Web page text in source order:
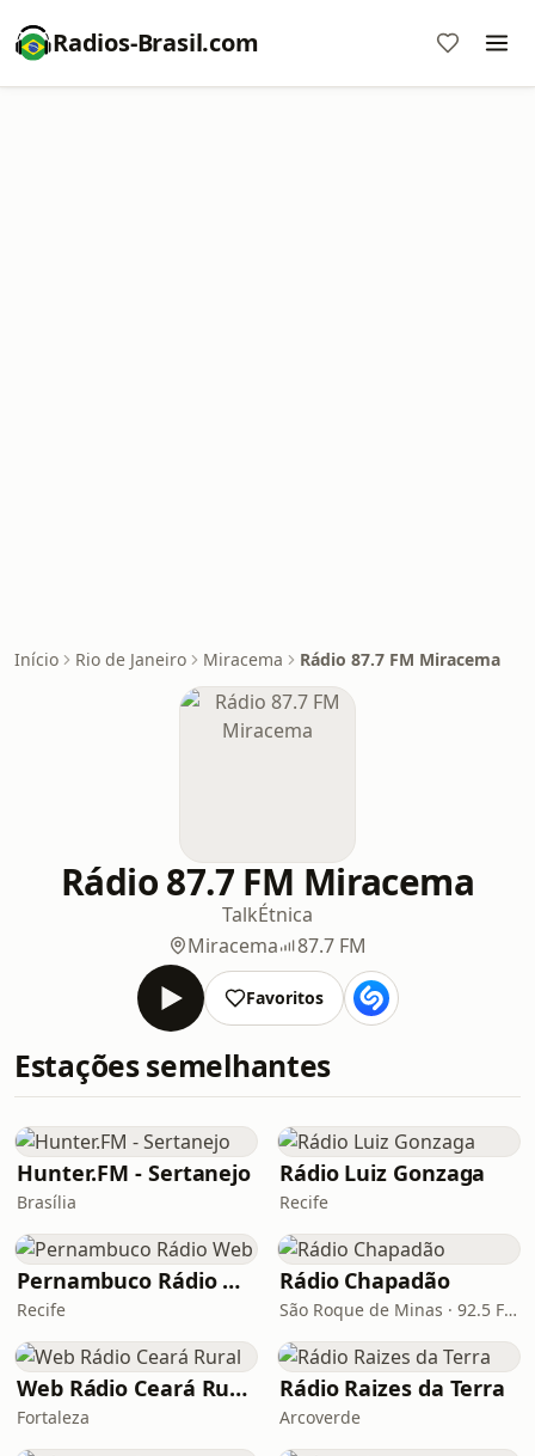
Radios-Brasil.com
Início Rio de Janeiro Miracema Rádio 87.7 FM Miracema
Rádio 87.7 FM Miracema
TalkÉtnica
Miracema
87.7 FM
Favoritos
Estações semelhantes
Hunter.FM - Sertanejo
Brasília
Rádio Luiz Gonzaga
Recife
Pernambuco Rádio Web
Recife
Rádio Chapadão
São Roque de Minas · 92.5 FM
Web Rádio Ceará Rural
Fortaleza
Rádio Raizes da Terra
Arcoverde